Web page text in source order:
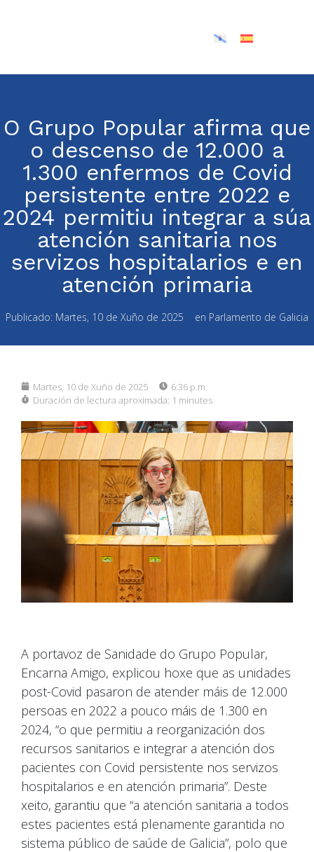
O Grupo Popular afirma que
o descenso de 12.000 a
1.300 enfermos de Covid
persistente entre 2022 e
2024 permitiu integrar a súa
atención sanitaria nos
servizos hospitalarios e en
atención primaria
Publicado: Martes, 10 de Xuño de 2025 en Parlamento de Galicia
Martes, 10 de Xuño de 2025
6:36 p.m.
Duración de lectura aproximada: 1 minutes
A portavoz de Sanidade do Grupo Popular,
Encarna Amigo, explicou hoxe que as unidades
post-Covid pasaron de atender máis de 12.000
persoas en 2022 a pouco máis de 1.300 en
2024, “o que permitiu a reorganización dos
recursos sanitarios e integrar a atención dos
pacientes con Covid persistente nos servizos
hospitalarios e en atención primaria”. Deste
xeito, garantiu que “a atención sanitaria a todos
estes pacientes está plenamente garantida no
sistema público de saúde de Galicia”, polo que